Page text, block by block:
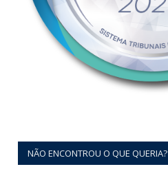
NÃO ENCONTROU O QUE QUERIA?